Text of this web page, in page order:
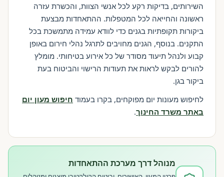
השירותים, בדיקות רקע לכל אנשי הצוות, והכשרת עזרה
ראשונה והחייאה לכל המטפלות. ההתאחדות מבצעת
ביקורות תקופתיות בגנים כדי לוודא עמידה מתמשכת בכל
התקנים. בנוסף, הגנים מחויבים לתרגל נהלי חירום באופן
קבוע ולנהל תיעוד מסודר של כל אירוע בטיחותי. מומלץ
להורים לבקש לראות את תעודות הרישוי והביטוח בעת
ביקור בגן.
לחיפוש מעונות יום מפוקחים, בקרו בעמוד חיפוש מעון יום
באתר משרד החינוך.
מנוהל דרך מערכת ההתאחדות